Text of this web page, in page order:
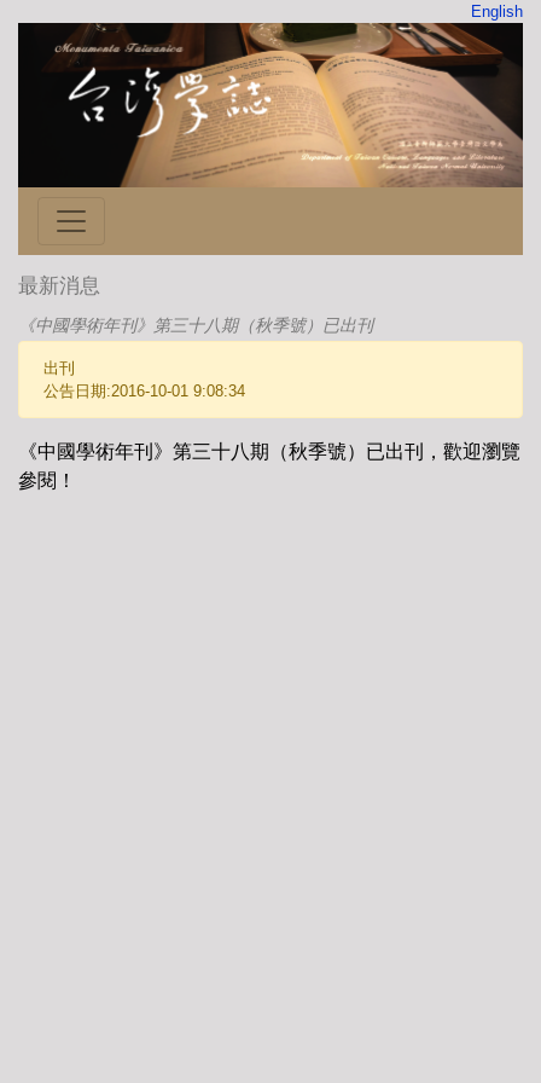
English
最新消息
《中國學術年刊》第三十八期（秋季號）已出刊
出刊
公告日期:2016-10-01 9:08:34
《中國學術年刊》第三十八期（秋季號）已出刊，歡迎瀏覽
參閱！